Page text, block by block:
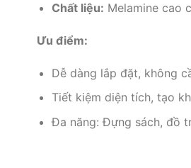
Chất liệu: Melamine cao
Ưu điểm:
Dễ dàng lắp đặt, không
Tiết kiệm diện tích, tạo
Đa năng: Đựng sách, đồ